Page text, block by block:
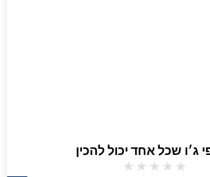
ג׳ו שכל אחד יכול להכין
★
★
★
★
★